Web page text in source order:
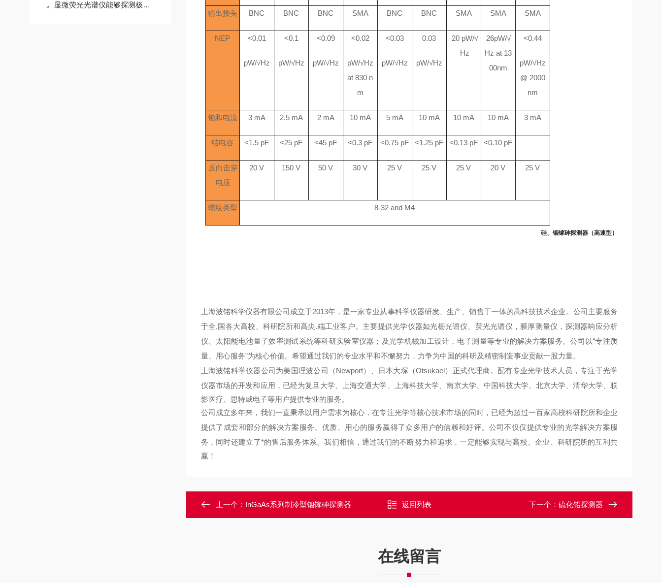
显微荧光光谱仪能够探测极微弱的荧光信号
输出接头 BNC BNC BNC SMA BNC BNC SMA SMA SMA
NEP <0.01
pW/√Hz
<0.1
pW/√Hz
<0.09
pW/√Hz
<0.02
pW/√Hz
at 830 n
m
<0.03
pW/√Hz
0.03
pW/√Hz
20 pW/√
Hz
26pW/√
Hz at 13
00nm
<0.44
pW/√Hz
@ 2000
nm
饱和电流 3 mA 2.5 mA 2 mA 10 mA 5 mA 10 mA 10 mA 10 mA 3 mA
结电容 <1.5 pF <25 pF <45 pF <0.3 pF <0.75 pF <1.25 pF <0.13 pF <0.10 pF
反向击穿
电压
20 V 150 V 50 V 30 V 25 V 25 V 25 V 20 V 25 V
螺纹类型 8-32 and M4
硅、铟镓砷探测器（高速型）
上海波铭科学仪器有限公司成立于2013年，是一家专业从事科学仪器研发、生产、销售于一体的高科技技术企业。公司主要服务
于全.国各大高校、科研院所和高尖.端工业客户。主要提供光学仪器如光栅光谱仪、荧光光谱仪，膜厚测量仪，探测器响应分析
仪、太阳能电池量子效率测试系统等科研实验室仪器；及光学机械加工设计，电子测量等专业的解决方案服务。公司以“专注质
量、用心服务”为核心价值。希望通过我们的专业水平和不懈努力，力争为中国的科研及精密制造事业贡献一股力量。
上海波铭科学仪器公司为美国理波公司（Newport）、日本大塚（Otsukael）正式代理商。配有专业光学技术人员，专注于光学
仪器市场的开发和应用，已经为复旦 大学、上海交通大学、上海科技大学、南京大学、中国科技大学、北京大学、清华大学、联
影医疗、思特威电子等用户提供专业的服务。
公司成立多年来，我们一直秉承以用户需求为核心，在专注光学等核心技术市场的同时，已经为超过一百家高校科研院所和企业
提供了成套和部分的解决方案服务。优质、用心的服务赢得了众多用户的信赖和好评。公司不仅仅提供专业的光学解决方案服
务，同时还建立了*的售后服务体系。我们相信，通过我们的不断努力和追求，一定能够实现与高校、企业、科研院所的互利共
赢！
上一个： InGaAs系列制冷型铟镓砷探测器 返回列表 下一个： 硫化铅探测器
在线留言